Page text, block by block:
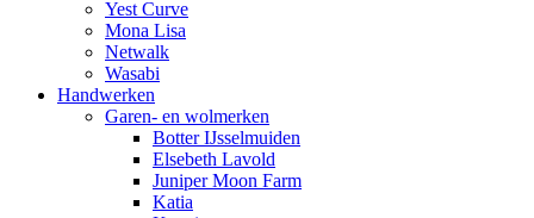
Yest Curve
Mona Lisa
Netwalk
Wasabi
Handwerken
Garen- en wolmerken
Botter IJsselmuiden
Elsebeth Lavold
Juniper Moon Farm
Katia